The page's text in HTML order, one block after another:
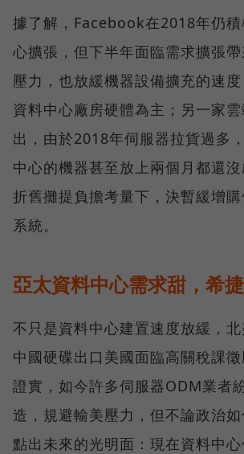
據了解，Facebook在2018年仍積
心擴張，但下半年面臨需求擴張
壓力，也放緩機器設備擴充的速
資料中心廠房硬體為主；另一家
出，由於2018年伺服器拉貨過多
中心的機器甚至放上兩個月都還
折舊攤提負擔考量下，決暫緩增
系統。
亞太資料中心需求甜，希
不只是資料中心建置速度放緩，
中國硬碟出口美國面臨高關稅課
證實，如今許多伺服器ODM業者
造，規避輸美壓力，但不論政治
點出未來的光明面：現在資料中